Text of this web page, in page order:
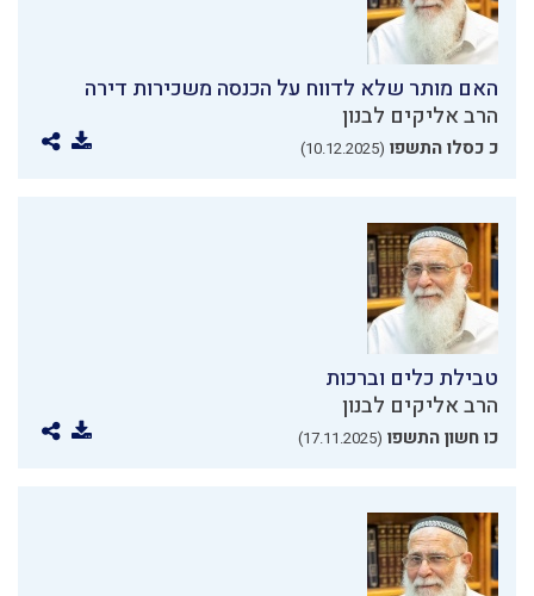
האם מותר שלא לדווח על הכנסה משכירות דירה
הרב אליקים לבנון
כ כסלו התשפו (10.12.2025)
טבילת כלים וברכות
הרב אליקים לבנון
כו חשון התשפו (17.11.2025)